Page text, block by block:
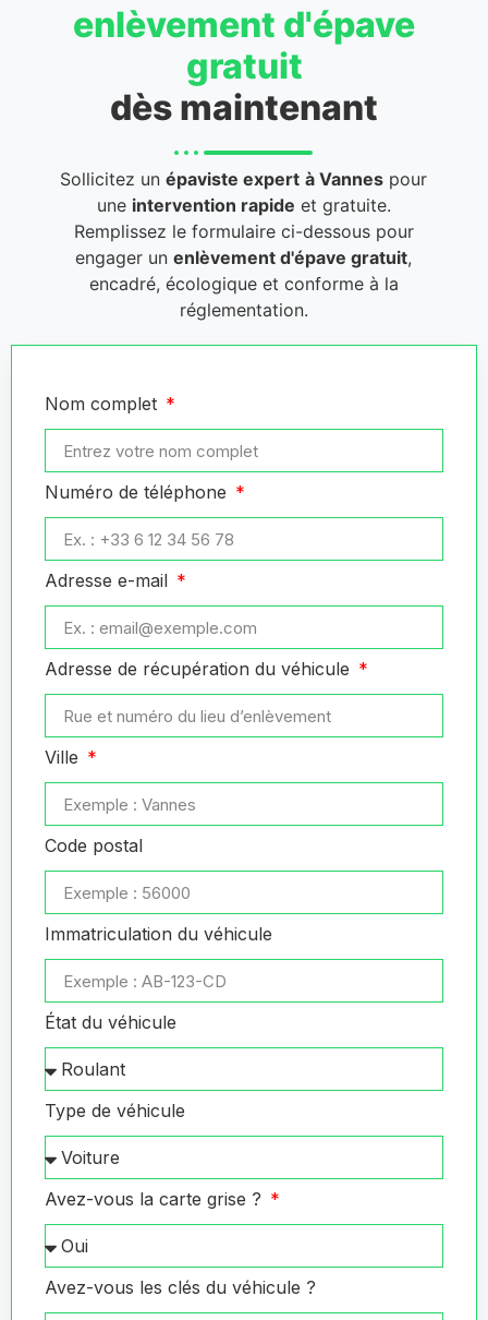
enlèvement d'épave
gratuit
dès maintenant
Sollicitez unépaviste expert à Vannes pour
une intervention rapide et gratuite.
Remplissez le formulaire ci-dessous pour
engager unenlèvement d'épave gratuit,
encadré, écologique et conforme à la
réglementation.
Nom complet
Numéro de téléphone
Adresse e-mail
Adresse de récupération du véhicule
Ville
Code postal
Immatriculation du véhicule
État du véhicule
Type de véhicule
Avez-vous la carte grise ?
Avez-vous les clés du véhicule ?